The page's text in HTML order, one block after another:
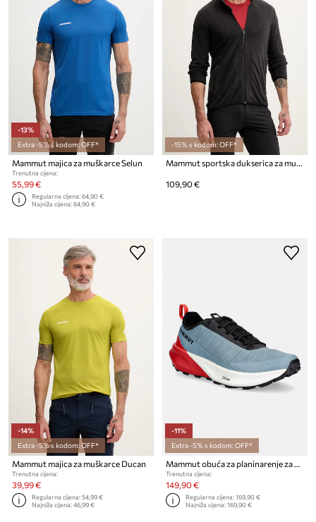
-13%
Extra -5% s kodom: OFF*
Mammut majica za muškarce Selun
Trenutna cijena:
55,99 €
Regularna cijena:64,90 €
Najniža cijena:64,90 €
-15% s kodom: OFF*
109,90 €
-14%
Extra -5% s kodom: OFF*
Mammut majica za muškarce Ducan
Trenutna cijena:
39,99 €
Regularna cijena:54,99 €
Najniža cijena:46,99 €
-11%
Extra -5% s kodom: OFF*
Mammut obuća za planinarenje za muškarce Aenergy Trail All Mountain Low
Trenutna cijena:
149,90 €
Regularna cijena:169,90 €
Najniža cijena:169,90 €